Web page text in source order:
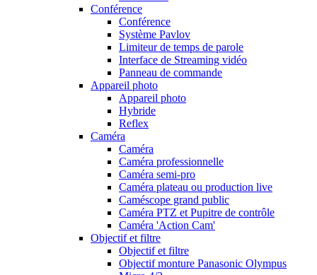
Conférence
Conférence
Système Pavlov
Limiteur de temps de parole
Interface de Streaming vidéo
Panneau de commande
Appareil photo
Appareil photo
Hybride
Reflex
Caméra
Caméra
Caméra professionnelle
Caméra semi-pro
Caméra plateau ou production live
Caméscope grand public
Caméra PTZ et Pupitre de contrôle
Caméra 'Action Cam'
Objectif et filtre
Objectif et filtre
Objectif monture Panasonic Olympus